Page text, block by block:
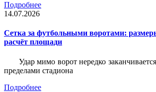
Подробнее
14.07.2026
Сетка за футбольными воротами:
расчёт площади
Удар мимо ворот нередко
пределами стадиона
Подробнее